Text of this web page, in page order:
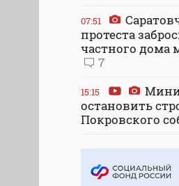
07:51
протеста
частного дома
7
15:15
остановить
Покровского